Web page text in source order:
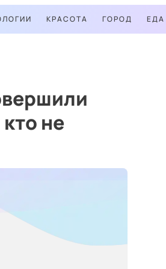
КРАСОТА ГОРОД ЕДА
не